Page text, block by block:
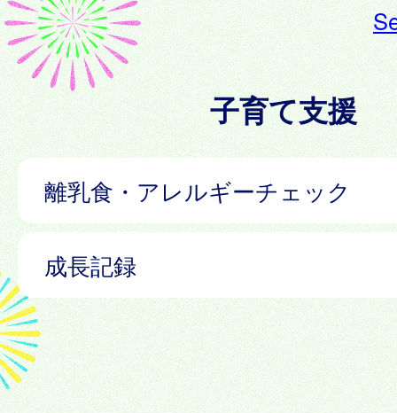
子育て支援
離乳食・アレルギーチェック
成長記録